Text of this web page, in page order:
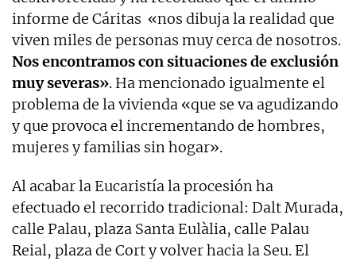
informe de Cáritas «nos dibuja la realidad que
viven miles de personas muy cerca de nosotros.
Nos encontramos con situaciones de exclusión
muy severas». Ha mencionado igualmente el
problema de la vivienda «que se va agudizando
y que provoca el incrementando de hombres,
mujeres y familias sin hogar».
Al acabar la Eucaristía la procesión ha
efectuado el recorrido tradicional: Dalt Murada,
calle Palau, plaza Santa Eulàlia, calle Palau
Reial, plaza de Cort y volver hacia la Seu. El